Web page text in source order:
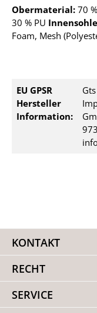
Obermaterial: 70
30 % PU
Foam, Mesh
EU GPSR
Hersteller
Information:
KONTAKT
RECHT
SERVICE